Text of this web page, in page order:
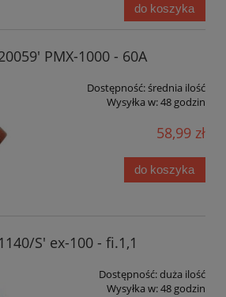
do koszyka
PMX-1000 - 60A
Dostępność:średnia ilość
Wysyłka w:48 godzin
58,99 zł
do koszyka
S' ex-100 - fi.1,1
Dostępność:duża ilość
Wysyłka w:48 godzin